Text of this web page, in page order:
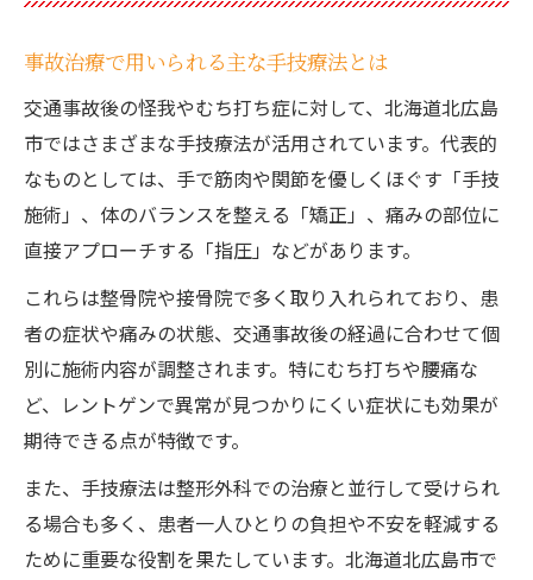
事故治療で用いられる主な手技療法とは
交通事故後の怪我やむち打ち症に対して、北海道北広島
市ではさまざまな手技療法が活用されています。代表的
なものとしては、手で筋肉や関節を優しくほぐす「手技
施術」、体のバランスを整える「矯正」、痛みの部位に
直接アプローチする「指圧」などがあります。
これらは整骨院や接骨院で多く取り入れられており、患
者の症状や痛みの状態、交通事故後の経過に合わせて個
別に施術内容が調整されます。特にむち打ちや腰痛な
ど、レントゲンで異常が見つかりにくい症状にも効果が
期待できる点が特徴です。
また、手技療法は整形外科での治療と並行して受けられ
る場合も多く、患者一人ひとりの負担や不安を軽減する
ために重要な役割を果たしています。北海道北広島市で